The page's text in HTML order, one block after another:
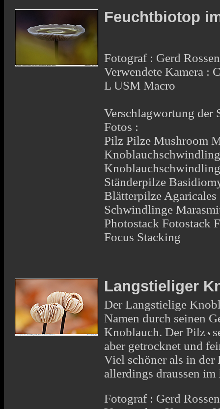
Feuchtbiotop
Fotograf : Gerd Rossen
Verwendete Kamera :
L USM Macro
Verschlagwortung der
Fotos :
Pilz Pilze Mushroom
Ständerpilze
Blätterpilze
Schwindlinge
Photostack Fotostack
Focus Stacking
Langstieliger
DerLangstielige
Namen durch seinen
Knoblauch. DerPilz
aber getrocknet und
Viel schöner als in
allerdings draussen im
Fotograf : Gerd Rossen